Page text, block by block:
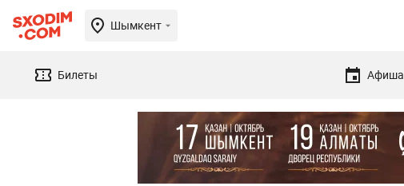
Шымкент
Билеты Афиша